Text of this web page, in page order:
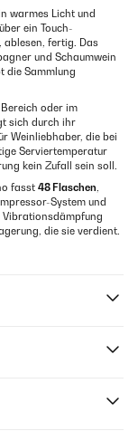
warmes Licht und
ein Touch-
ablesen, fertig. Das
und Schaumwein
die Sammlung
oder im
sich durch ihr
Weinliebhaber, die bei
Serviertemperatur
kein Zufall sein soll.
fasst 48 Flaschen,
System und
Vibrationsdämpfung
die sie verdient.